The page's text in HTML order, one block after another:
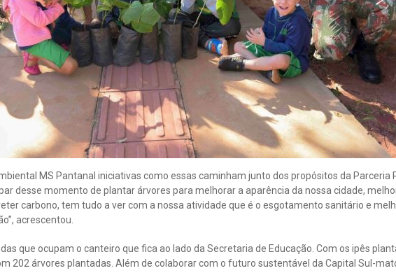
MS Pantanal iniciativas como essas caminham junto dos propósitos da Parceria
desse momento de plantar árvores para melhorar a aparência da nossa cidade,
carbono, tem tudo a ver com a nossa atividade que é o esgotamento sanitário e
acrescentou.
que ocupam o canteiro que fica ao lado da Secretaria de Educação. Com os ipês
202 árvores plantadas. Além de colaborar com o futuro sustentável da Capital Sul-